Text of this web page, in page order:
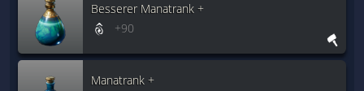
Besserer Manatrank +
+90
Manatrank +